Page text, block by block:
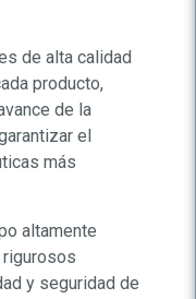
de alta calidad
producto,
de la
el
más
altamente
y seguridad de